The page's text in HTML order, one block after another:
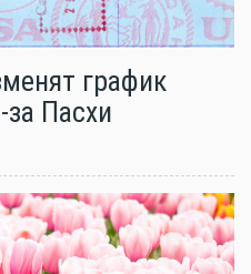
график
Пасхи